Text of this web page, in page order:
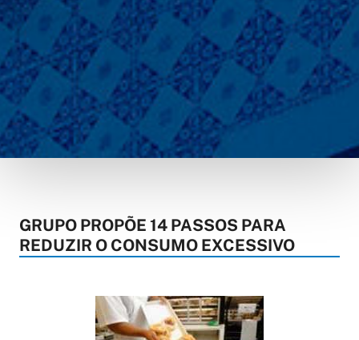
GRUPO PROPÕE 14 PASSOS PARA
REDUZIR O CONSUMO EXCESSIVO